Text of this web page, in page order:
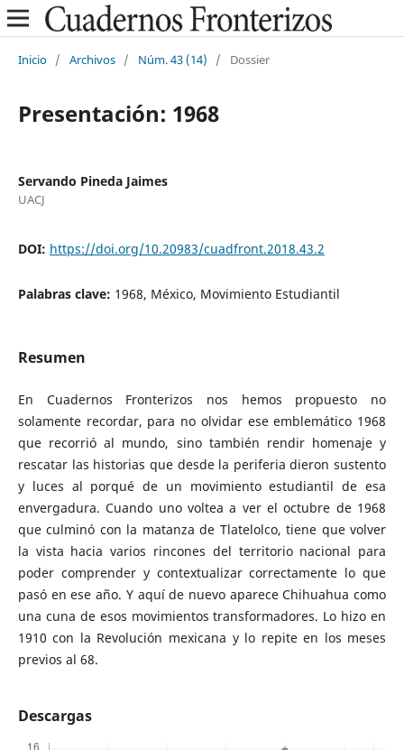
Inicio / Archivos / Núm. 43 (14) / Dossier
Presentación: 1968
Servando Pineda Jaimes
UACJ
DOI: https://doi.org/10.20983/cuadfront.2018.43.2
Palabras clave: 1968, México, Movimiento Estudiantil
Resumen
En Cuadernos Fronterizos nos hemos propuesto no
solamente recordar, para no olvidar ese emblemático 1968
que recorrió al mundo, sino también rendir homenaje y
rescatar las historias que desde la periferia dieron sustento
y luces al porqué de un movimiento estudiantil de esa
envergadura. Cuando uno voltea a ver el octubre de 1968
que culminó con la matanza de Tlatelolco, tiene que volver
la vista hacia varios rincones del territorio nacional para
poder comprender y contextualizar correctamente lo que
pasó en ese año. Y aquí de nuevo aparece Chihuahua como
una cuna de esos movimientos transformadores. Lo hizo en
1910 con la Revolución mexicana y lo repite en los meses
previos al 68.
Descargas